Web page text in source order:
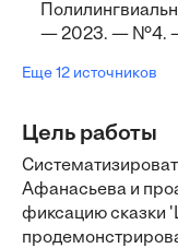
— 2023. — №4.
Еще 12 источников
Цель работы
Афанасьева и
фиксацию сказки